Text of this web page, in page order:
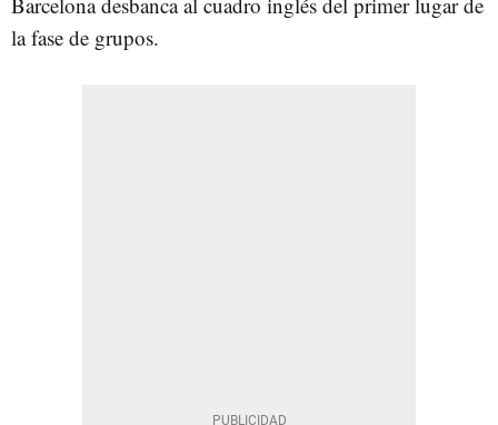
la fase de grupos.